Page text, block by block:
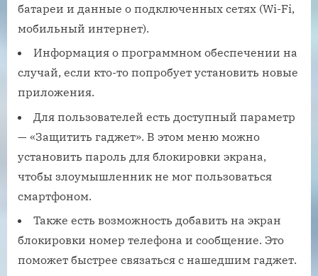
батареи и данные о подключенных сетях (Wi-Fi,
мобильный интернет).
Информация о программном обеспечении на
случай, если кто-то попробует установить новые
приложения.
Для пользователей есть доступный параметр
— «Защитить гаджет». В этом меню можно
установить пароль для блокировки экрана,
чтобы злоумышленник не мог пользоваться
смартфоном.
Также есть возможность добавить на экран
блокировки номер телефона и сообщение. Это
поможет быстрее связаться с нашедшим гаджет.